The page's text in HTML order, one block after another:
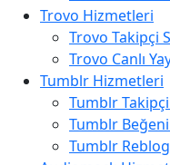
Trovo Hizmetleri
Trovo Takipçi
Trovo Canlı
Tumblr Hizmetleri
Tumblr Takipçi
Tumblr Beğeni
Tumblr Reblog